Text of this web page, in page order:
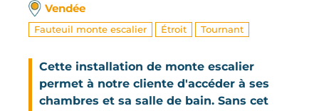
Vendée
Fauteuil monte escalier Étroit Tournant
Cette installation de monte escalier
permet à notre cliente d'accéder à ses
chambres et sa salle de bain. Sans cet